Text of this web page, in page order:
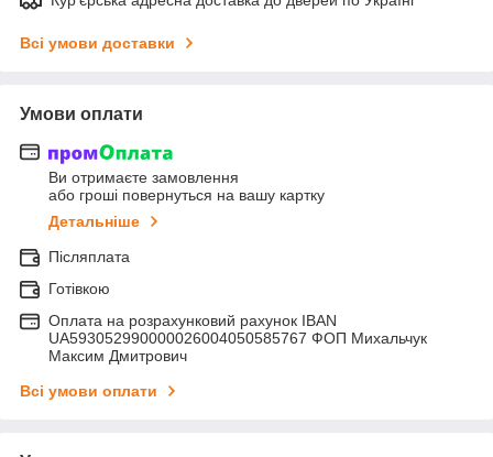
Всі умови доставки
Умови оплати
Ви отримаєте замовлення
або гроші повернуться на вашу картку
Детальніше
Післяплата
Готівкою
Оплата на розрахунковий рахунок IBAN
UA593052990000026004050585767 ФОП Михальчук
Максим Дмитрович
Всі умови оплати